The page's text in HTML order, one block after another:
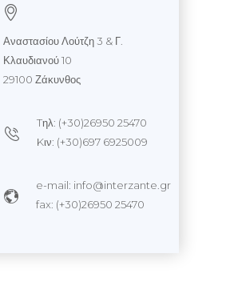
Αναστασίου Λούτζη 3 & Γ.
Κλαυδιανού 10
29100 Ζάκυνθος
Tηλ: (+30)26950 25470
Kιν: (+30)697 6925009
e-mail: info@interzante.gr
fax: (+30)26950 25470